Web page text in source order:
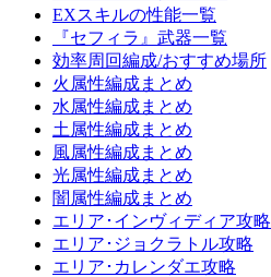
EXスキルの性能一覧
『セフィラ』武器一覧
効率周回編成/おすすめ場所
火属性編成まとめ
水属性編成まとめ
土属性編成まとめ
風属性編成まとめ
光属性編成まとめ
闇属性編成まとめ
エリア･インヴィディア攻略
エリア･ジョクラトル攻略
エリア･カレンダエ攻略